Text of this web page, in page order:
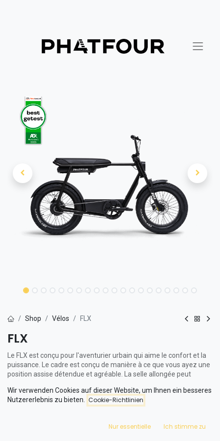
Shop Vélos FLX
FLX
Le FLX est conçu pour l'aventurier urbain qui aime le confort et la
puissance. Le cadre est conçu de manière à ce que vous ayez une
position assise détendue et agréable. La selle allongée peut
aussi vous y asseoir confortablement tout seul.
et moyenne et dispose d'un indicateur d'autonomie spécial. De
Wir verwenden Cookies auf dieser Website, um Ihnen ein besseres
Nutzererlebnis zu bieten.
Cookie-Richtlinien
Nur essentielle Ich stimme zu